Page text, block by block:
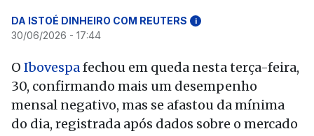
DA ISTOÉ DINHEIRO COM REUTERS i
30/06/2026 - 17:44
O Ibovespafechou em queda nesta terça-feira,
30, confirmando mais um desempenho
mensal negativo, mas se afastou da mínima
do dia, registrada após dados sobre o mercado